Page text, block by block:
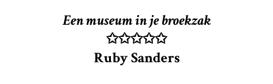
Een museum in je broekzak
✩✩✩✩✩
Ruby Sanders